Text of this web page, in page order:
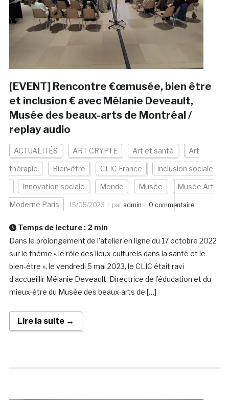
[EVENT] Rencontre €œmusée, bien être
et inclusion € avec Mélanie Deveault,
Musée des beaux-arts de Montréal /
replay audio
ACTUALITÉS ART CRYPTE Art et santé Art
thérapie Bien-être CLIC France Inclusion sociale
Innovation sociale Monde Musée Musée Art
Moderne Paris 15/05/2023 par admin 0 commentaire
Temps de lecture : 2 min
Dans le prolongement de l’atelier en ligne du 17 octobre 2022
sur le thème « le rôle des lieux culturels dans la santé et le
bien-être », le vendredi 5 mai 2023, le CLIC était ravi
d’accueillir Mélanie Deveault, Directrice de l’éducation et du
mieux-être du Musée des beaux-arts de […]
Lire la suite →